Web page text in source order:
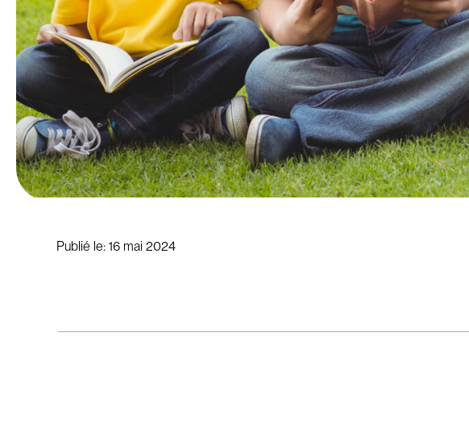
Publié le: 16 mai 2024